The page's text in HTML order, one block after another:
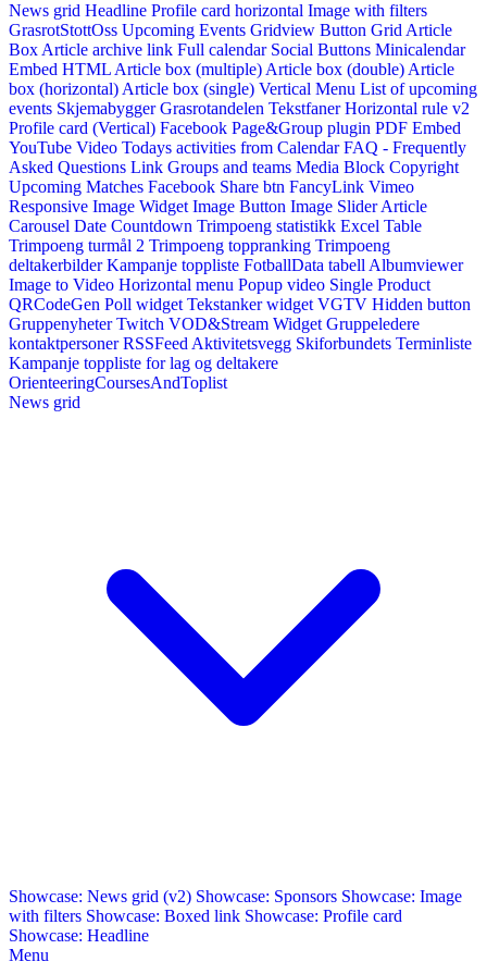
News grid Headline Profile card horizontal Image with filters
GrasrotStottOss Upcoming Events Gridview Button Grid Article
Box Article archive link Full calendar Social Buttons Minicalendar
Embed HTML Article box (multiple) Article box (double) Article
box (horizontal) Article box (single) Vertical Menu List of upcoming
events Skjemabygger Grasrotandelen Tekstfaner Horizontal rule v2
Profile card (Vertical) Facebook Page&Group plugin PDF Embed
YouTube Video Todays activities from Calendar FAQ - Frequently
Asked Questions Link Groups and teams Media Block Copyright
Upcoming Matches Facebook Share btn FancyLink Vimeo
Responsive Image Widget Image Button Image Slider Article
Carousel Date Countdown Trimpoeng statistikk Excel Table
Trimpoeng turmål 2 Trimpoeng toppranking Trimpoeng
deltakerbilder Kampanje toppliste FotballData tabell Albumviewer
Image to Video Horizontal menu Popup video Single Product
QRCodeGen Poll widget Tekstanker widget VGTV Hidden button
Gruppenyheter Twitch VOD&Stream Widget Gruppeledere
kontaktpersoner RSSFeed Aktivitetsvegg Skiforbundets Terminliste
Kampanje toppliste for lag og deltakere
OrienteeringCoursesAndToplist
News grid
Showcase: News grid (v2) Showcase: Sponsors Showcase: Image
with filters Showcase: Boxed link Showcase: Profile card
Showcase: Headline
Menu